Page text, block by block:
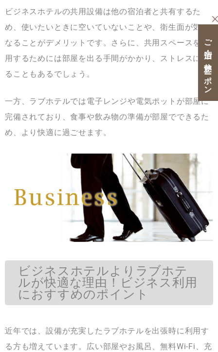
ビジネスホテルの共用設備は他の宿泊者と共有するた
め、使いたいときに空いていないことや、衛生面が気に
なることがデメリットです。さらに、共用スペースを利
用するためには部屋を出る手間がかかり、ストレスにな
ることもあるでしょう。
一方、ラブホテルでは電子レンジや電気ポットが部屋に
完備されており、食事や飲み物の準備が部屋でできるた
め、より快適に過ごせます。
ビジネスホテルよりラブホテ
ルが快適な理由！ビジネス利用
におすすめのポイント
近年では、設備が充実したラブホテルを出張時に利用す
る方も増えています。広い部屋やお風呂、無料Wi-Fi、充
ご宿泊・ご休憩クーポン